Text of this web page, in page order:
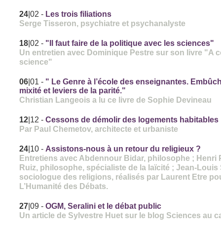
24|02 - Les trois filiations
Serge Tisseron, psychiatre et psychanalyste
18|02 - "Il faut faire de la politique avec les sciences"
Un entretien avec Dominique Pestre sur son livre "A
science"
06|01 - " Le Genre à l’école des enseignantes.
mixité et leviers de la parité."
Christian Langeois a lu ce livre de Sophie Devineau
12|12 -Cessons de démolir des logements habitables
Par Paul Chemetov, architecte et urbaniste
24|10 - Assistons-nous à un retour du religieux ?
Entretiens avec Abdennour Bidar, philosophe ; Henri
Ruiz, philosophe, spécialiste de la laïcité ; Jean-Louis
sociologue des religions, réalisés par Laurent Etre
L’Humanité des Débats.
27|09 -OGM, Seralini et le débat public
Un article de Sylvestre Huet sur le blog Sciences au